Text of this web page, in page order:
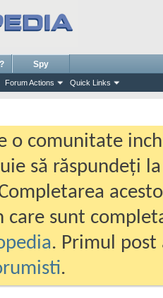
Forum Actions Quick Links
Spy
o comunitate
să răspundeți
care sunt
. Primul
.